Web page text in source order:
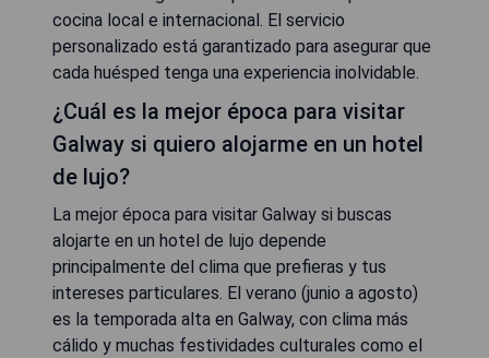
cocina local e internacional. El servicio
personalizado está garantizado para asegurar que
cada huésped tenga una experiencia inolvidable.
¿Cuál es la mejor época para visitar
Galway si quiero alojarme en un hotel
de lujo?
La mejor época para visitar Galway si buscas
alojarte en un hotel de lujo depende
principalmente del clima que prefieras y tus
intereses particulares. El verano (junio a agosto)
es la temporada alta en Galway, con clima más
cálido y muchas festividades culturales como el